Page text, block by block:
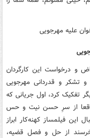
و درخواست این کارگردان
تشکر و قدردانی مهرجویی
تفکیک کرد، اول جریانی که
از سرِ حسن نیت و حس
فیلمساز کهنه‌کار ابراز
از حل و فصل قضیه،